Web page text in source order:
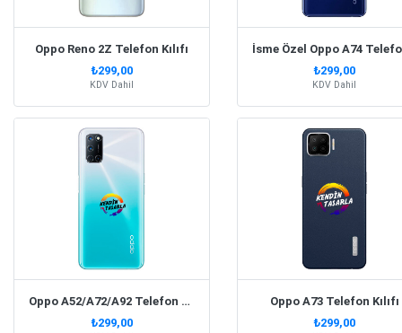
Oppo Reno 2Z Telefon Kılıfı
₺299,00
KDV Dahil
₺299,00
KDV Dahil
Oppo A52/A72/A92 Telefon Kılıfı
₺299,00
Oppo A73 Telefon Kılıfı
₺299,00